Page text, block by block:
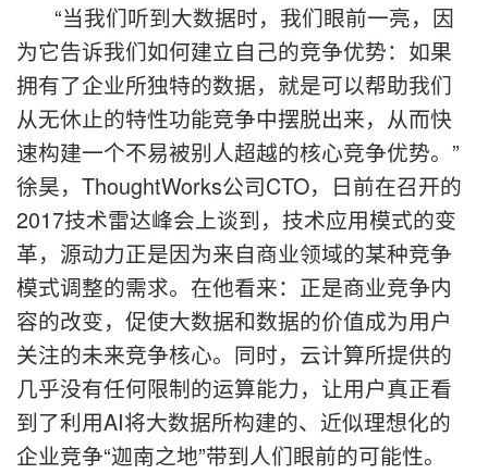
“当我们听到大数据时，我们眼前一亮，因
为它告诉我们如何建立自己的竞争优势：如果
拥有了企业所独特的数据，就是可以帮助我们
从无休止的特性功能竞争中摆脱出来，从而快
速构建一个不易被别人超越的核心竞争优势。”
徐昊，ThoughtWorks公司CTO，日前在召开的
2017技术雷达峰会上谈到，技术应用模式的变
革，源动力正是因为来自商业领域的某种竞争
模式调整的需求。在他看来：正是商业竞争内
容的改变，促使大数据和数据的价值成为用户
关注的未来竞争核心。同时，云计算所提供的
几乎没有任何限制的运算能力，让用户真正看
到了利用AI将大数据所构建的、近似理想化的
企业竞争“迦南之地”带到人们眼前的可能性。